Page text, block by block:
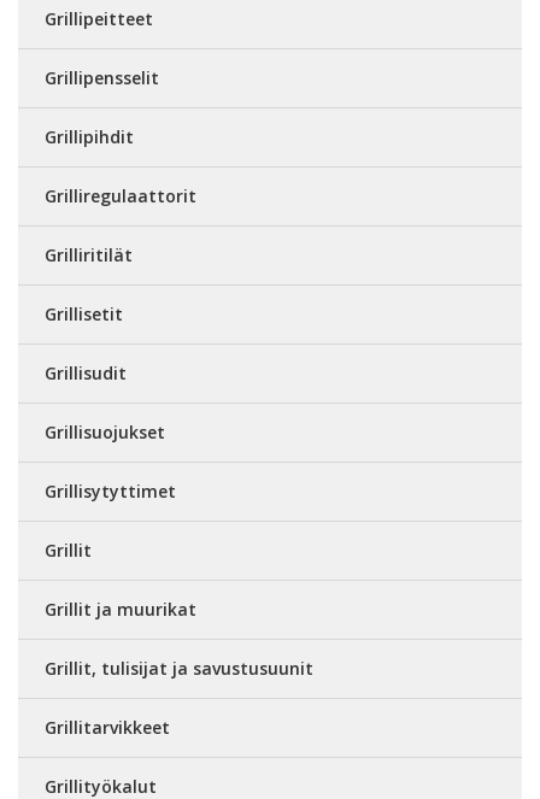
Grillipeitteet
Grillipensselit
Grillipihdit
Grilliregulaattorit
Grilliritilät
Grillisetit
Grillisudit
Grillisuojukset
Grillisytyttimet
Grillit
Grillit ja muurikat
Grillit, tulisijat ja savustusuunit
Grillitarvikkeet
Grillityökalut